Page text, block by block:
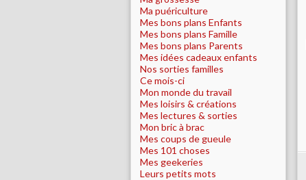
Ma puériculture
Mes bons plans Enfants
Mes bons plans Famille
Mes bons plans Parents
Mes idées cadeaux enfants
Nos sorties familles
Ce mois-ci
Mon monde du travail
Mes loisirs & créations
Mes lectures & sorties
Mon bric à brac
Mes coups de gueule
Mes 101 choses
Mes geekeries
Leurs petits mots